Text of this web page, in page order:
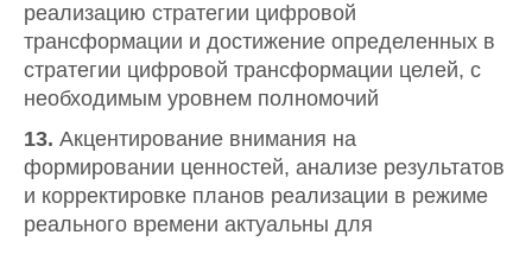
реализацию стратегии цифровой
трансформации и достижение определенных в
стратегии цифровой трансформации целей, с
необходимым уровнем полномочий
13. Акцентирование внимания на
формировании ценностей, анализе результатов
и корректировке планов реализации в режиме
реального времени актуальны для